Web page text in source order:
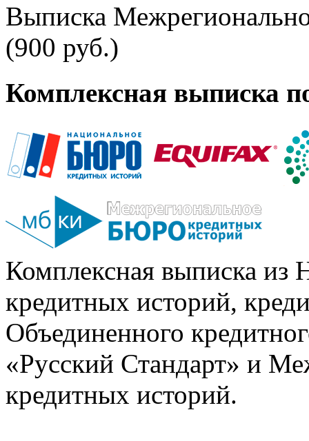
Выписка
(900 руб.)
Комплексная выписка
Комплексная выписка из
кредитных историй,
Объединенного
«Русский Стандарт» и
кредитных историй.